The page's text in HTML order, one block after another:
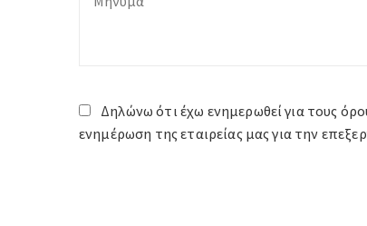
Δηλώνω ότι έχω ενημερωθεί για τους
ενημέρωση της εταιρείας μας για την